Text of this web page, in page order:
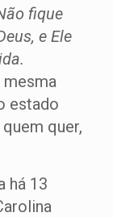
fique
e Ele
mesma
estado
quer,
há 13